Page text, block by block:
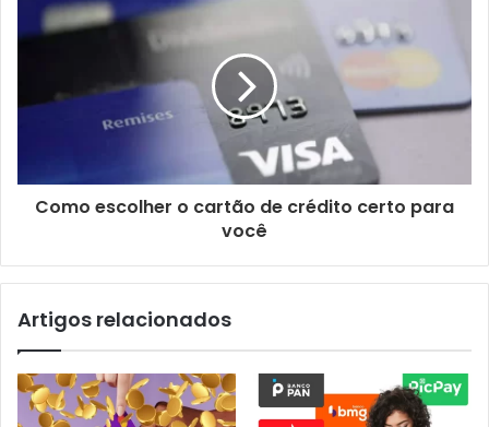
Como escolher o cartão de crédito certo para
você
Artigos relacionados